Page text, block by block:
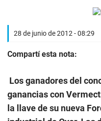
28 de junio de 2012 - 08:29
Compartí esta nota:
Los ganadores del
ganancias con
la llave de su nueva